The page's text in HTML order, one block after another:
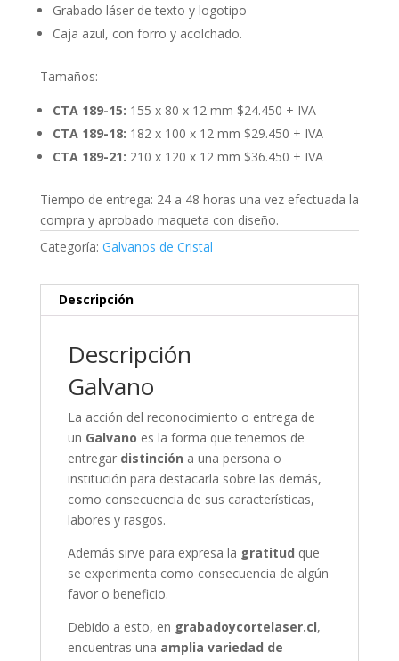
Grabado láser de texto y logotipo
Caja azul, con forro y acolchado.
Tamaños:
CTA 189-15: 155 x 80 x 12 mm $24.450 + IVA
CTA 189-18: 182 x 100 x 12 mm $29.450 + IVA
CTA 189-21: 210 x 120 x 12 mm $36.450 + IVA
Tiempo de entrega: 24 a 48 horas una vez efectuada la
compra y aprobado maqueta con diseño.
Categoría: Galvanos de Cristal
Descripción
Descripción
Galvano
La acción del reconocimiento o entrega de
un Galvano es la forma que tenemos de
entregar distinción a una persona o
institución para destacarla sobre las demás,
como consecuencia de sus características,
labores y rasgos.
Además sirve para expresa la gratitud que
se experimenta como consecuencia de algún
favor o beneficio.
Debido a esto, en grabadoycortelaser.cl,
encuentras una amplia variedad de